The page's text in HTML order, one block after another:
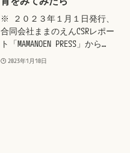
※ ２０２３年１月１日発行、
合同会社ままのえんCSRレポー
ト「MAMANOEN PRESS」から…
2023年1月10日